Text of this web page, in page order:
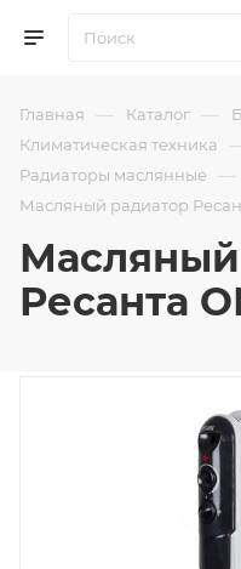
Главная — Каталог —
Климатическая техника
Радиаторы маслянные —
Масляный радиатор
Ресанта